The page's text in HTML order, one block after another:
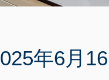
年6月